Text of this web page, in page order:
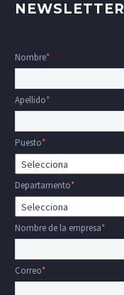
NEWSLETTER
Nombre*
Apellido*
Puesto*
Departamento*
Nombre de la empresa*
Correo*